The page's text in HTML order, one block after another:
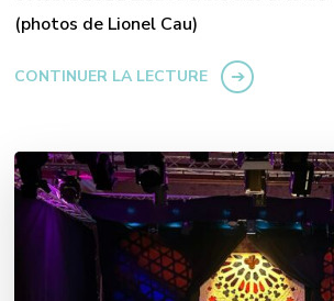
(photos de Lionel Cau)
CONTINUER LA LECTURE